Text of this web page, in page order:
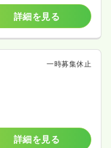
詳細を見る
一時募集休止
詳細を見る